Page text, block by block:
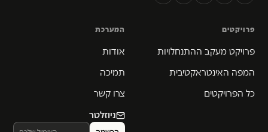
פרויקטים
פרויקט מעקב ההתנחלויות
המפה האינטראקטיבית
כל הפרויקטים
המערכת
אודות
תמיכה
צרו קשר
ניוזלטר